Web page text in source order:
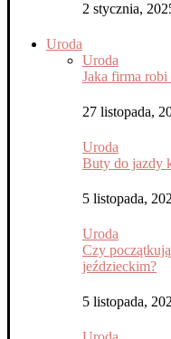
2 stycznia,
Uroda
Uroda
Jaka firma
27 listopada,
Uroda
Buty do jazdy
5 listopada,
Uroda
Czy
jeździeckim?
5 listopada,